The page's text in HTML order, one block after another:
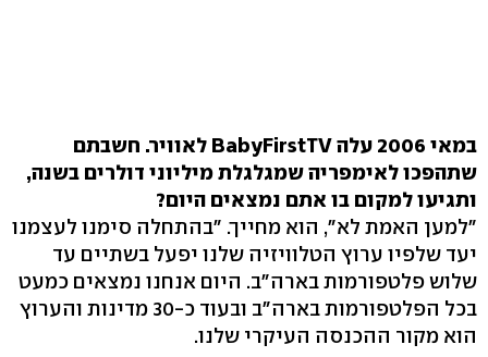
במאי 2006 עלה BabyFirstTV לאוויר. חשבתם
שתהפכו לאימפריה שמגלגלת מיליוני דולרים בשנה,
ותגיעו למקום בו אתם נמצאים היום?
"למען האמת לא", הוא מחייך. "בהתחלה סימנו לעצמנו
יעד שלפיו ערוץ הטלוויזיה שלנו יפעל בשתיים עד
שלוש פלטפורמות בארה"ב. היום אנחנו נמצאים כמעט
בכל הפלטפורמות בארה"ב ובעוד כ-30 מדינות והערוץ
הוא מקור ההכנסה העיקרי שלנו.